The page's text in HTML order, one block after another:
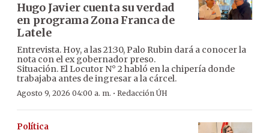
Hugo Javier cuenta su verdad
en programa Zona Franca de
Latele
Entrevista. Hoy, a las 21:30, Palo Rubin dará a conocer la
nota con el ex gobernador preso.
Situación. El Locutor N° 2 habló en la chipería donde
trabajaba antes de ingresar a la cárcel.
Agosto 9, 2026 04:00 a. m. · Redacción ÚH
Política